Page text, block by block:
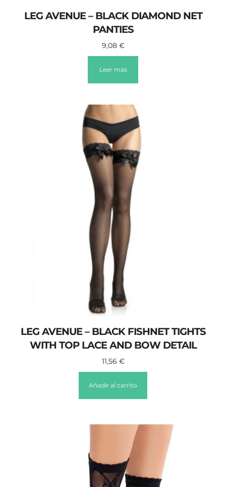
LEG AVENUE – BLACK DIAMOND NET
PANTIES
9,08 €
Leer más
LEG AVENUE – BLACK FISHNET TIGHTS
WITH TOP LACE AND BOW DETAIL
11,56 €
Añadir al carrito